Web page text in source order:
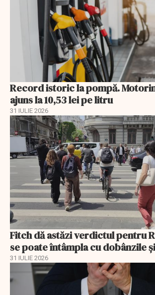
Record istoric la pompă.
ajuns la 10,53 lei pe litru
31 IULIE 2026
Fitch dă astăzi verdictul pentru
se poate întâmpla cu dobânzile
31 IULIE 2026